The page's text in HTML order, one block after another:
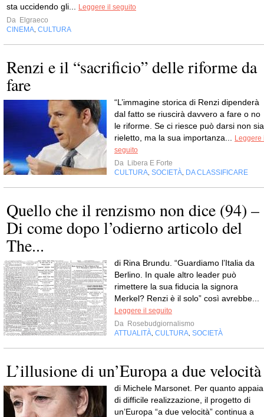
sta uccidendo gli...
Leggere il seguito
Da Elgraeco
CINEMA CULTURA
Renzi e il “sacrificio” delle riforme da
fare
“L’immagine storica di Renzi dipenderà
dal fatto se riuscirà davvero a fare o no
le riforme. Se ci riesce può darsi non sia
rieletto, ma la sua importanza...
Leggere
seguito
Da Libera E Forte
CULTURA SOCIETÀ DA CLASSIFICARE
Quello che il renzismo non dice (94) –
Di come dopo l’odierno articolo del
The...
di Rina Brundu. “Guardiamo l’Italia da
Berlino. In quale altro leader può
rimettere la sua fiducia la signora
Merkel? Renzi è il solo” così avrebbe...
Leggere il seguito
Da Rosebudgiornalismo
ATTUALITÀ CULTURA SOCIETÀ
L’illusione di un’Europa a due velocità
di Michele Marsonet. Per quanto appaia
di difficile realizzazione, il progetto di
un’Europa “a due velocità” continua a